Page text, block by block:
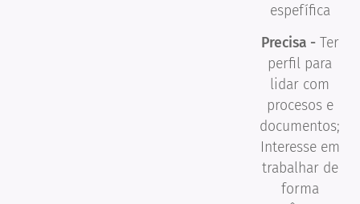
espefífica
Precisa -Ter
perfil para
lidar com
procesos e
documentos;
Interesse em
trabalhar de
forma